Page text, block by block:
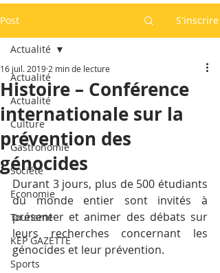
Post S'inscrire
Actualité
Actualité
Culture
Gastronomie
Société
Economie
Tourisme
KEP GAZETTE
Sports
Actualité
Histoire – Conférence
internationale sur la
prévention des
génocides
16 juil. 2019 2 min de lecture
Durant 3 jours, plus de 500 étudiants
du monde entier sont invités à
présenter et animer des débats sur
leurs recherches concernant les
génocides et leur prévention.